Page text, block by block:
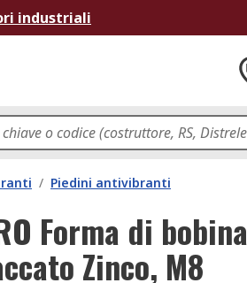
industriali
/ Piedini antivibranti
Forma di bobina
Zinco, M8